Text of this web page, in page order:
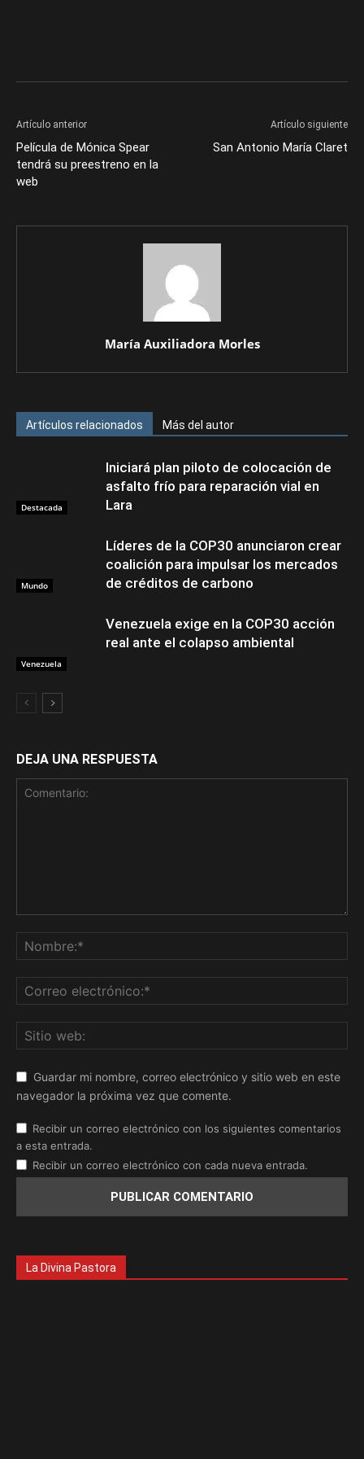
Artículo anterior
Película de Mónica Spear
tendrá su preestreno en la
web
Artículo siguiente
San Antonio María Claret
María Auxiliadora Morles
Artículos relacionados Más del autor
Destacada
Iniciará plan piloto de colocación de
asfalto frío para reparación vial en
Lara
Mundo
Líderes de la COP30 anunciaron crear
coalición para impulsar los mercados
de créditos de carbono
Venezuela
Venezuela exige en la COP30 acción
real ante el colapso ambiental
DEJA UNA RESPUESTA
Guardar mi nombre, correo electrónico y sitio web en este
navegador la próxima vez que comente.
Recibir un correo electrónico con los siguientes comentarios
a esta entrada.
Recibir un correo electrónico con cada nueva entrada.
La Divina Pastora